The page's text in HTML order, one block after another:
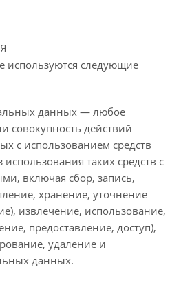
используются следующие
данных — любое
совокупность действий
с использованием средств
таких средств с
включая сбор, запись,
хранение, уточнение
извлечение, использование,
предоставление, доступ),
удаление и
данных.